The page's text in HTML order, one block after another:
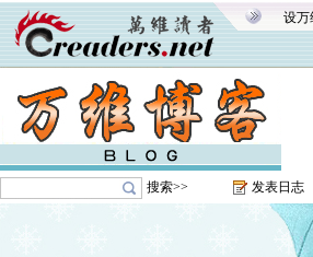
设万
搜索>> 发表日志